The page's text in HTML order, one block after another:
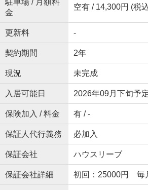
駐車場 / 月額料
金
空有 / 14,300円 (税
更新料 -
契約期間 2年
現況 未完成
入居可能日 2026年09月下旬予
保険加入 / 料金 有 / -
保証人代行義務 必加入
保証会社 ハウスリーブ
保証会社詳細 初回：25000円 毎